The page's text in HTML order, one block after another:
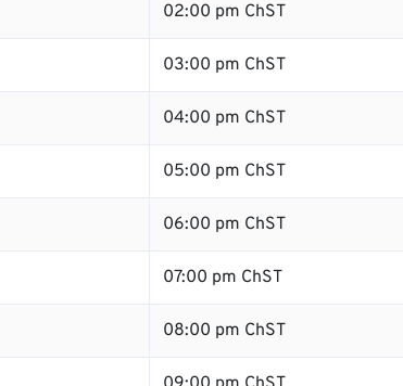
02:00 pm ChST
03:00 pm ChST
04:00 pm ChST
05:00 pm ChST
06:00 pm ChST
07:00 pm ChST
08:00 pm ChST